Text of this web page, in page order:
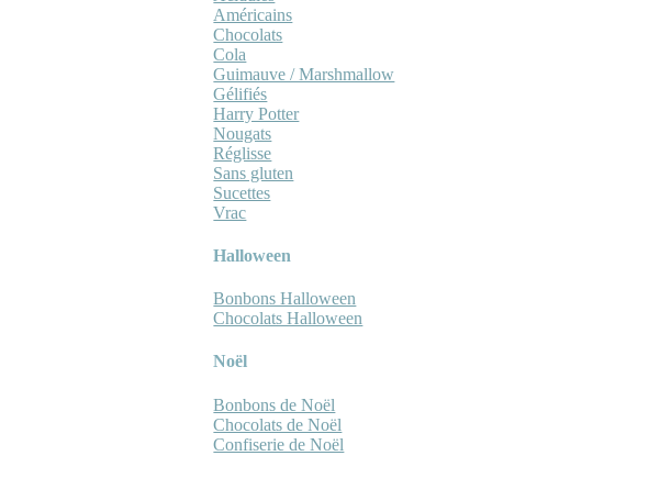
Américains
Chocolats
Cola
Guimauve / Marshmallow
Gélifiés
Harry Potter
Nougats
Réglisse
Sans gluten
Sucettes
Vrac
Halloween
Bonbons Halloween
Chocolats Halloween
Noël
Bonbons de Noël
Chocolats de Noël
Confiserie de Noël